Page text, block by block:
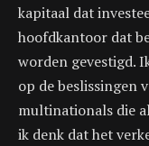
kapitaal dat
hoofdkantoor dat
worden gevestigd.
op de beslissingen
multinationals die
ik denk dat het